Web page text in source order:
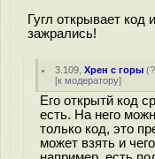
Гугл открывает код
зажрались!
3.109 ,Хрен с горы (?
[к модератору]
Его открытй код
есть. На него
только код, это
может взять и